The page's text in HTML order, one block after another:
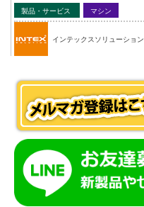
製品・サービス マシン
インテックスソリューション